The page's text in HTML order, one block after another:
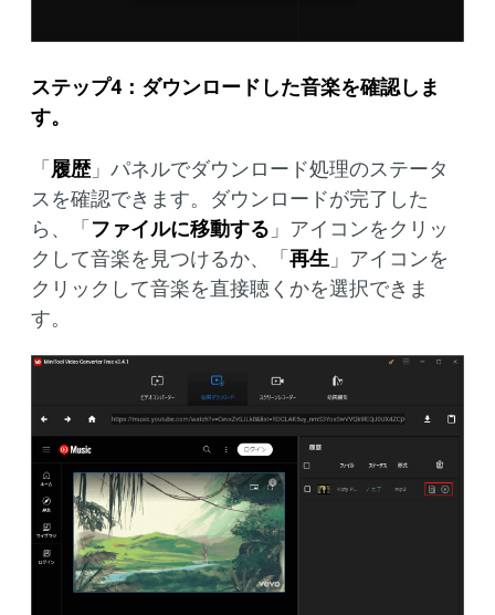
ステップ4 ：ダウンロードした音楽を確認しま
す。
「 履歴 」パネルでダウンロード処理のステータ
スを確認できます。ダウンロードが完了した
ら、「 ファイルに移動する 」アイコンをクリッ
クして音楽を見つけるか、「 再生 」アイコンを
クリックして音楽を直接聴くかを選択できま
す。